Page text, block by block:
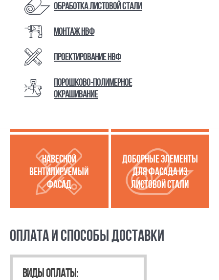
Обработка листовой стали
Монтаж НВФ
Проектирование НВФ
Порошково-полимерное
окрашивание
КАТАЛОГ ТОВАРОВ И УСЛУГ
УСЛУГИ ПО РАБОТЕ С
ЛИСТОВОЙ СТАЛЬЮ
МЕТАЛЛОКАССЕТЫ
НАВЕСНОЙ
ВЕНТИЛИРУЕМЫЙ
ФАСАД
ДОБОРНЫЕ ЭЛЕМЕНТЫ
ДЛЯ ФАСАДА ИЗ
ЛИСТОВОЙ СТАЛИ
ОПЛАТА И СПОСОБЫ ДОСТАВКИ
ВИДЫ ОПЛАТЫ: